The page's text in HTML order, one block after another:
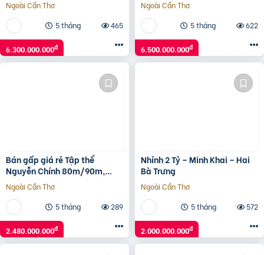
Ngoài Cần Thơ
5 tháng
465
6.300.000.000đ
Thủy Dương ????
Ngoài Cần Thơ
5 tháng
622
6.500.000.000đ
Bán gấp giá rẻ Tập thể
Nguyễn Chính 80m/90m,
tầng 2, 2.48 tỷ Hoàng Mai.
Ngoài Cần Thơ
5 tháng
289
2.480.000.000đ
Nhỉnh 2 Tỷ – Minh Khai – Hai
Bà Trưng
Ngoài Cần Thơ
5 tháng
572
2.000.000.000đ